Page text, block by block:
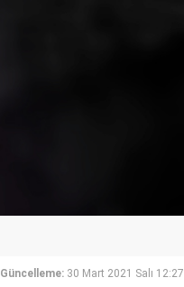
Güncelleme: 30 Mart 2021 Salı 12:27